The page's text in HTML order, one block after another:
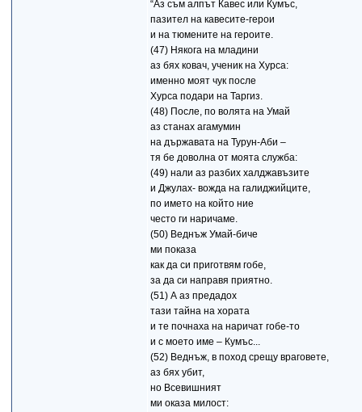
“Аз съм алпът Кавес или Кумъс,
пазител на кавесите-герои
и на тюмените на героите.
(47) Някога на младини
аз бях ковач, ученик на Хурса:
именно моят чук после
Хурса подари на Таргиз.
(48) После, по волята на Умай
аз станах агамумин
на държавата на Турун-Аби –
тя бе доволна от моята служба:
(49) нали аз разбих халджавъзите
и Джулах- вожда на галиджийците,
по името на който ние
често ги наричаме.
(50) Веднъж Умай-биче
ми показа
как да си приготвям гобе,
за да си направя приятно.
(51) А аз предадох
тази тайна на хората
и те почнаха на наричат гобе-то
и с моето име – Кумъс...
(52) Веднъж, в поход срещу враговете,
аз бях убит,
но Всевишният
ми оказа милост: